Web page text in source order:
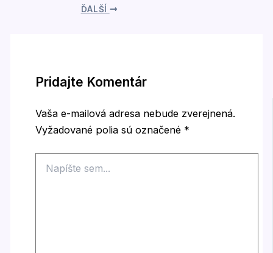
ĎALŠÍ
Pridajte Komentár
Vaša e-mailová adresa nebude zverejnená.
Vyžadované polia sú označené *
sem...